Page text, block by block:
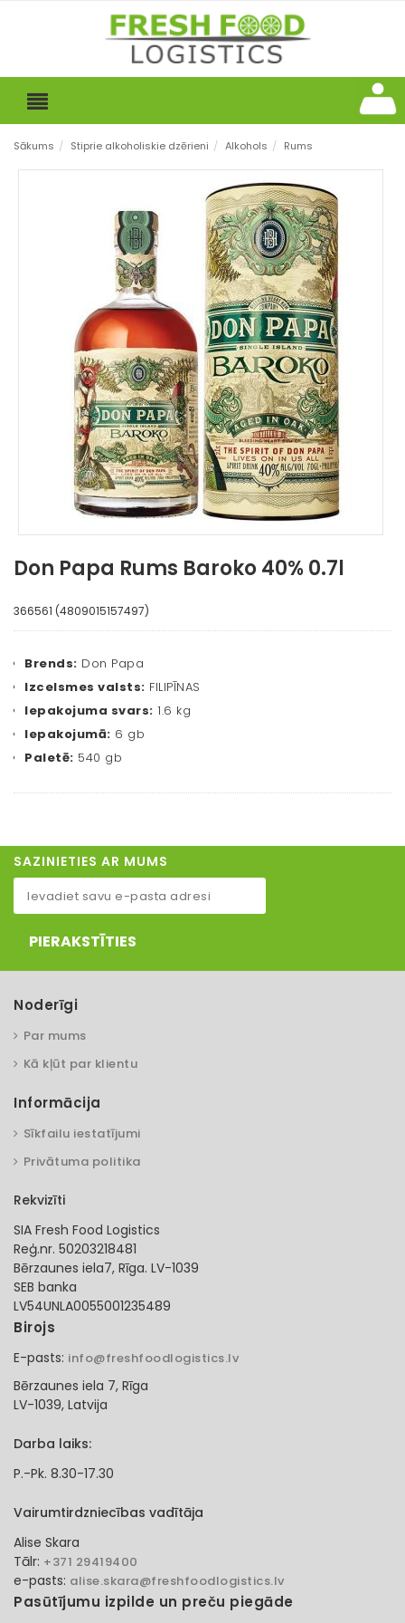
Sākums / Stiprie alkoholiskie dzērieni / Alkohols / Rums
Don Papa Rums Baroko 40% 0.7l
366561 (4809015157497)
Brends: Don Papa
Izcelsmes valsts: FILIPĪNAS
Iepakojuma svars: 1.6 kg
Iepakojumā: 6 gb
Paletē: 540 gb
SAZINIETIES AR MUMS
PIERAKSTĪTIES
Noderīgi
Par mums
Kā kļūt par klientu
Informācija
Sīkfailu iestatījumi
Privātuma politika
Rekvizīti
SIA Fresh Food Logistics
Reģ.nr. 50203218481
Bērzaunes iela7, Rīga. LV-1039
SEB banka
LV54UNLA0055001235489
Birojs
E-pasts: info@freshfoodlogistics.lv
Bērzaunes iela 7, Rīga
LV-1039, Latvija
Darba laiks:
P.-Pk. 8.30-17.30
Vairumtirdzniecības vadītāja
Alise Skara
Tālr: +371 29419400
e-pasts: alise.skara@freshfoodlogistics.lv
Pasūtījumu izpilde un preču piegāde